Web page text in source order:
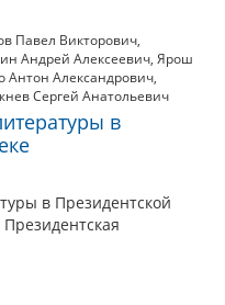
Павел Викторович,
Андрей Алексеевич, Ярош
Антон Александрович,
Сергей Анатольевич
в
в Президентской